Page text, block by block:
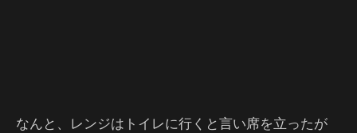
なんと、レンジはトイレに行くと言い席を立ったが